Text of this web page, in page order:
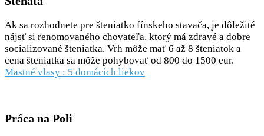
Ak sa rozhodnete pre šteniatko fínskeho stavača, je dôležité
nájsť si renomovaného chovateľa, ktorý má zdravé a dobre
socializované šteniatka. Vrh môže mať 6 až 8 šteniatok a
cena šteniatka sa môže pohybovať od 800 do 1500 eur.
Mastné vlasy : 5 domácich liekov
Práca na Poli